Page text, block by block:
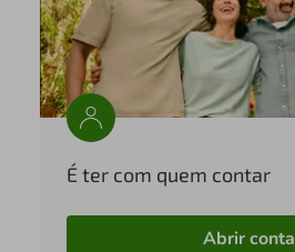
É ter com quem contar
Abrir conta